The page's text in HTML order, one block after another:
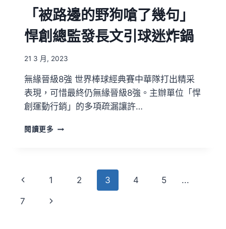
「被路邊的野狗嗆了幾句」
悍創總監發長文引球迷炸鍋
21 3 月, 2023
無緣晉級8強 世界棒球經典賽中華隊打出精采
表現，可惜最終仍無緣晉級8強。主辦單位「悍
創運動行銷」的多項疏漏讓許…
閱讀更多
1 2 3 4 5 ...
7